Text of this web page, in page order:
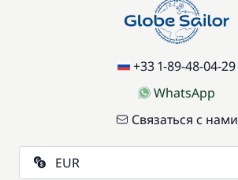
+33 1-89-48-04-29
WhatsApp
Связаться с нами
EUR